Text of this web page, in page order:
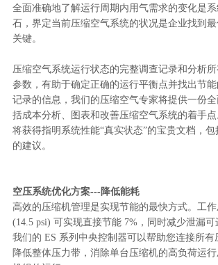
全面准确地了解运行周期内用气需求的变化是
石，界定当前压缩空气系统的状况是企业找到
关键。
压缩空气系统运行状态的完整调查记录和分析
参数，有助于确定正确的运行平衡点并找出节
记录的信息，我们的压缩空气专家将提供一份
括成本分析、图表和改善压缩空气系统的着手
将获得指明系统性能“真实状态”的宝贵文档，
的建议。
空压系统优化方案---降低能耗
高效的压缩机管理是实现节能的最快方式。工
(14.5 psi) 可实现直接节能 7%，同时减少泄漏可
我们的 ES 系列中央控制器可以帮助您连接所有
降低整体压力带，消除单台压缩机的高负荷运